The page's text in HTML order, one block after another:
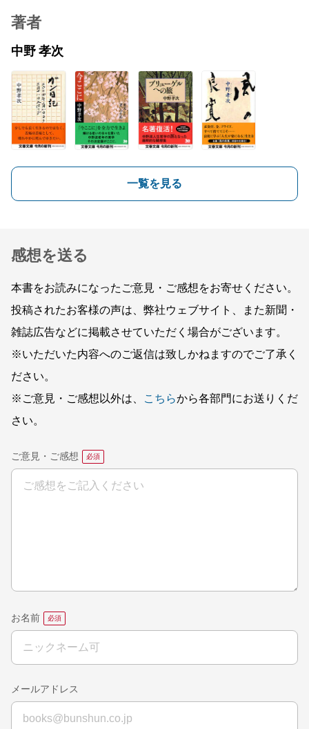
著者
中野 孝次
一覧を見る
感想を送る
本書をお読みになったご意見・ご感想をお寄せください。
投稿されたお客様の声は、弊社ウェブサイト、また新聞・
雑誌広告などに掲載させていただく場合がございます。
※いただいた内容へのご返信は致しかねますのでご了承く
ださい。
※ご意見・ご感想以外は、
こちらから各部門にお送りくだ
さい。
ご意見・ご感想
お名前
メールアドレス